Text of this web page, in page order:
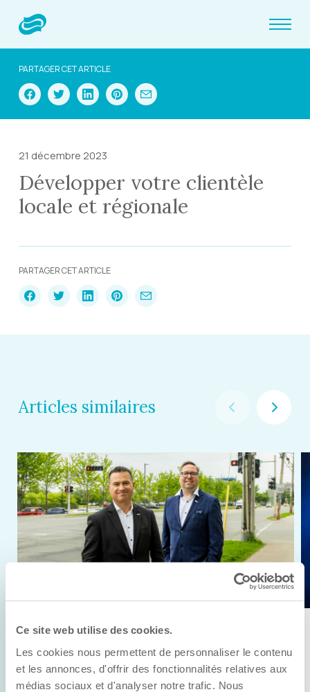
Ce site web utilise des cookies.
Les cookies nous permettent de personnaliser le contenu
et les annonces, d'offrir des fonctionnalités relatives aux
médias sociaux et d'analyser notre trafic. Nous
PARTAGER CET ARTICLE
21 décembre 2023
Développer votre clientèle
locale et régionale
PARTAGER CET ARTICLE
Articles similaires
11 juin 2026
Anick Métivier devient le nouveau
président de la CCI3R